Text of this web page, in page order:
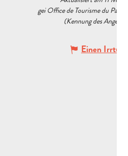
gei Office de Tourisme du Pays
(Kennung des
Einen Irrtum